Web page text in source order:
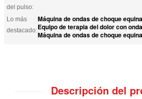
del pulso:
Lo más
destacado:
Máquina de ondas de choque
Equipo de terapia del dolor con
Máquina de ondas de choque
Descripción del